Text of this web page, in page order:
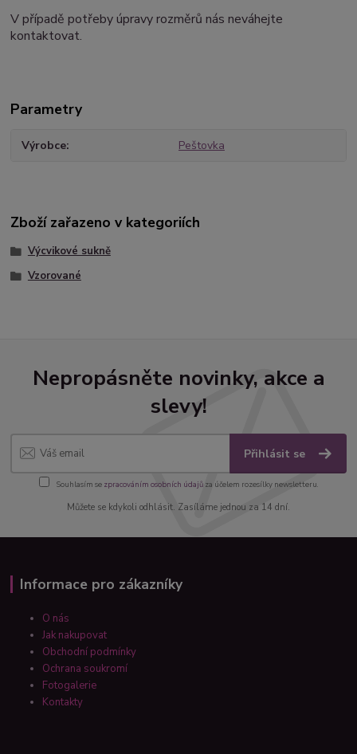
V případě potřeby úpravy rozměrů nás neváhejte
kontaktovat.
Parametry
Výrobce Peštovka
Zboží zařazeno v kategoriích
Výcvikové sukně
Vzorované
Nepropásněte novinky, akce a
slevy!
Přihlásit se
Souhlasím se zpracováním osobních údajůza účelem rozesílky newsletteru.
Můžete se kdykoli odhlásit. Zasíláme jednou za 14 dní.
Informace pro zákazníky
O nás
Jak nakupovat
Obchodní podmínky
Ochrana soukromí
Fotogalerie
Kontakty